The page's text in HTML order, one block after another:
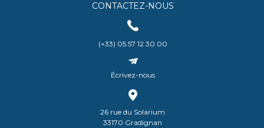
CONTACTEZ-NOUS
(+33) 05 57 12 30 00
Écrivez-nous
26 rue du Solarium
33170 Gradignan